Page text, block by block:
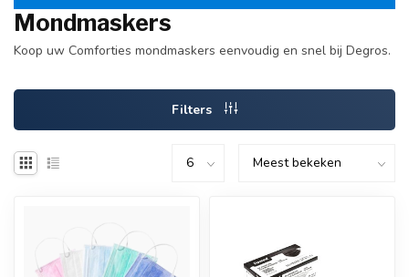
Mondmaskers
Koop uw Comforties mondmaskers eenvoudig en snel bij Degros.
Filters